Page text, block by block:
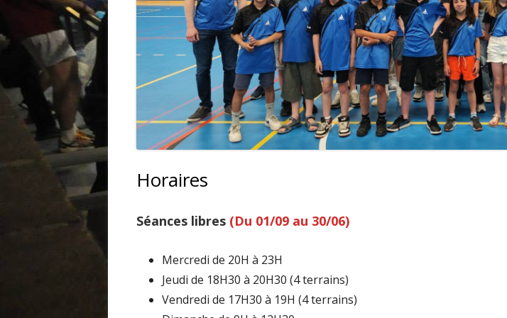
TUTORIEL INSCRIPTIONS TOURNOIS
Horaires
Séances libres (Du 01/09 au 30/06)
Mercredi de 20H à 23H
Jeudi de 18H30 à 20H30 (4 terrains)
Vendredi de 17H30 à 19H (4 terrains)